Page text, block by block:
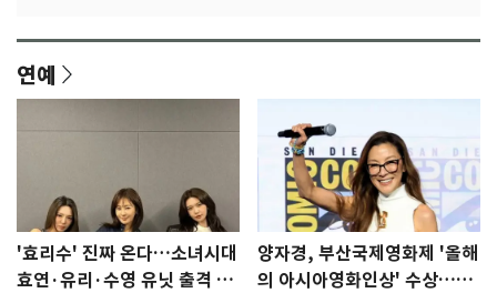
연예
'효리수' 진짜 온다…소녀시대
효연·유리·수영 유닛 출격 [N
양자경, 부산국제영화제 '올해
의 아시아영화인상' 수상…15